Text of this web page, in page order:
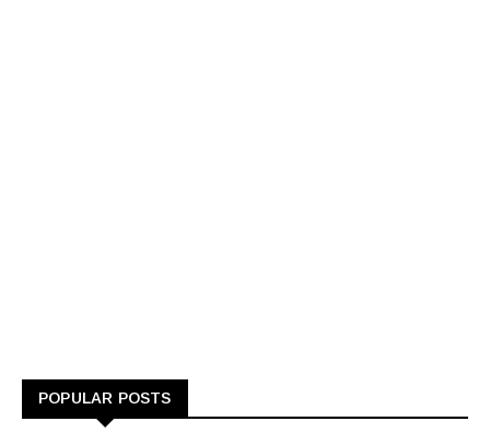
POPULAR POSTS